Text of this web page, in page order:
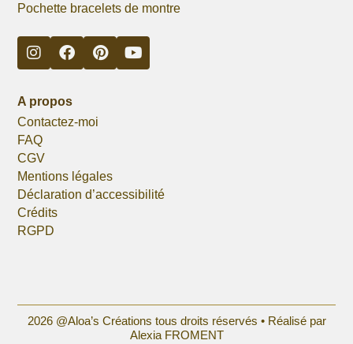
Pochette bracelets de montre
A propos
Contactez-moi
FAQ
CGV
Mentions légales
Déclaration d’accessibilité
Crédits
RGPD
2026 @Aloa’s Créations tous droits réservés • Réalisé par
Alexia FROMENT